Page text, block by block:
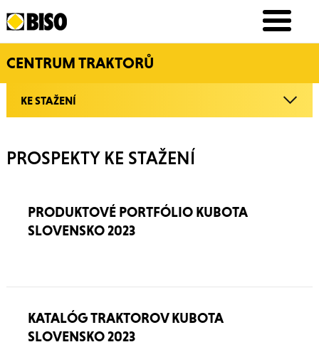
CENTRUM TRAKTORŮ
KE STAŽENÍ
PROSPEKTY KE STAŽENÍ
PRODUKTOVÉ PORTFÓLIO KUBOTA
SLOVENSKO 2023
KATALÓG TRAKTOROV KUBOTA
SLOVENSKO 2023